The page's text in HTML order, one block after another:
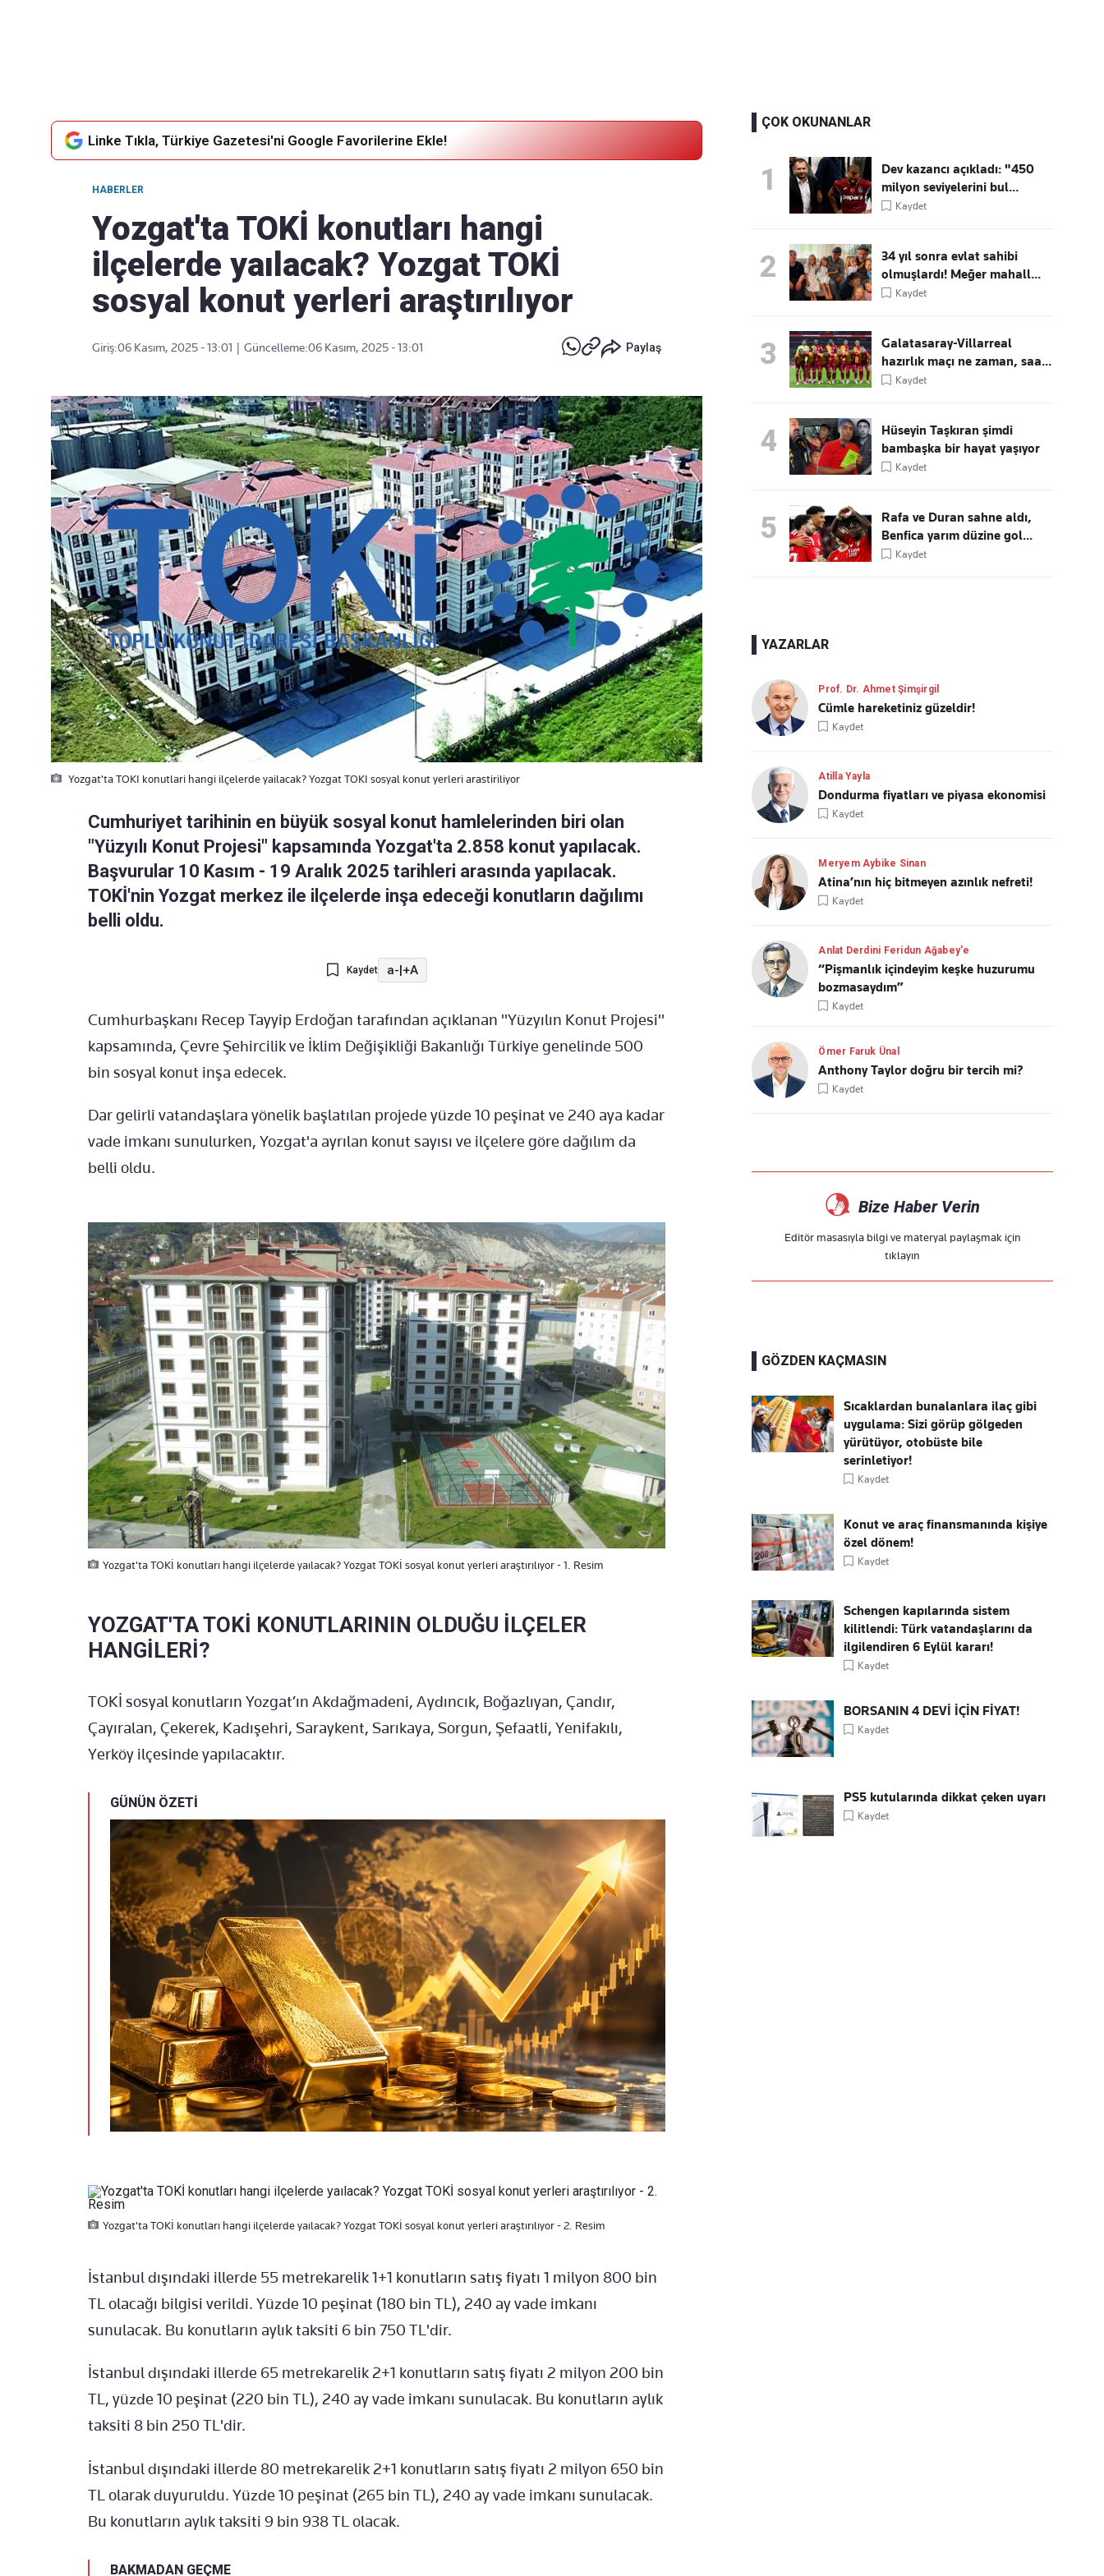
Linke Tıkla, Türkiye Gazetesi'ni Google Favorilerine Ekle!
HABERLER
Yozgat'ta TOKİ konutları hangi
ilçelerde yaılacak? Yozgat TOKİ
sosyal konut yerleri araştırılıyor
Giriş:06 Kasım, 2025 - 13:01 Güncelleme:06 Kasım, 2025 - 13:01 Paylaş
Yozgat'ta TOKI konutlari hangi ilçelerde yailacak? Yozgat TOKI sosyal konut yerleri arastiriliyor
Cumhuriyet tarihinin en büyük sosyal konut hamlelerinden biri olan
"Yüzyılı Konut Projesi" kapsamında Yozgat'ta 2.858 konut yapılacak.
Başvurular 10 Kasım - 19 Aralık 2025 tarihleri arasında yapılacak.
TOKİ'nin Yozgat merkez ile ilçelerde inşa edeceği konutların dağılımı
belli oldu.
Kaydet a-|+A
Cumhurbaşkanı Recep Tayyip Erdoğan tarafından açıklanan "Yüzyılın Konut Projesi"
kapsamında, Çevre Şehircilik ve İklim Değişikliği Bakanlığı Türkiye genelinde 500
bin sosyal konut inşa edecek.
Dar gelirli vatandaşlara yönelik başlatılan projede yüzde 10 peşinat ve 240 aya kadar
vade imkanı sunulurken, Yozgat'a ayrılan konut sayısı ve ilçelere göre dağılım da
belli oldu.
Yozgat'ta TOKİ konutları hangi ilçelerde yaılacak? Yozgat TOKİ sosyal konut yerleri araştırılıyor - 1. Resim
YOZGAT'TA TOKİ KONUTLARININ OLDUĞU İLÇELER
HANGİLERİ?
TOKİ sosyal konutların Yozgat’ın Akdağmadeni, Aydıncık, Boğazlıyan, Çandır,
Çayıralan, Çekerek, Kadışehri, Saraykent, Sarıkaya, Sorgun, Şefaatli, Yenifakılı,
Yerköy ilçesinde yapılacaktır.
GÜNÜN ÖZETİ
Yozgat'ta TOKİ konutları hangi ilçelerde yaılacak? Yozgat TOKİ sosyal konut yerleri araştırılıyor - 2. Resim
İstanbul dışındaki illerde 55 metrekarelik 1+1 konutların satış fiyatı 1 milyon 800 bin
TL olacağı bilgisi verildi. Yüzde 10 peşinat (180 bin TL), 240 ay vade imkanı
sunulacak. Bu konutların aylık taksiti 6 bin 750 TL'dir.
İstanbul dışındaki illerde 65 metrekarelik 2+1 konutların satış fiyatı 2 milyon 200 bin
TL, yüzde 10 peşinat (220 bin TL), 240 ay vade imkanı sunulacak. Bu konutların aylık
taksiti 8 bin 250 TL'dir.
İstanbul dışındaki illerde 80 metrekarelik 2+1 konutların satış fiyatı 2 milyon 650 bin
TL olarak duyuruldu. Yüzde 10 peşinat (265 bin TL), 240 ay vade imkanı sunulacak.
Bu konutların aylık taksiti 9 bin 938 TL olacak.
BAKMADAN GEÇME
ÇOK OKUNANLAR
1
Dev kazancı açıkladı: "450
milyon seviyelerini bul...
Kaydet
2
34 yıl sonra evlat sahibi
olmuşlardı! Meğer mahall...
Kaydet
3
Galatasaray-Villarreal
hazırlık maçı ne zaman, saa...
Kaydet
4
Hüseyin Taşkıran şimdi
bambaşka bir hayat yaşıyor
Kaydet
5
Rafa ve Duran sahne aldı,
Benfica yarım düzine gol...
Kaydet
YAZARLAR
Prof. Dr. Ahmet Şimşirgil
Cümle hareketiniz güzeldir!
Kaydet
Atilla Yayla
Dondurma fiyatları ve piyasa ekonomisi
Kaydet
Meryem Aybike Sinan
Atina’nın hiç bitmeyen azınlık nefreti!
Kaydet
Anlat Derdini Feridun Ağabey'e
“Pişmanlık içindeyim keşke huzurumu
bozmasaydım”
Kaydet
Ömer Faruk Ünal
Anthony Taylor doğru bir tercih mi?
Kaydet
Bize Haber Verin
Editör masasıyla bilgi ve materyal paylaşmak için
tıklayın
GÖZDEN KAÇMASIN
Sıcaklardan bunalanlara ilaç gibi
uygulama: Sizi görüp gölgeden
yürütüyor, otobüste bile
serinletiyor!
Kaydet
Konut ve araç finansmanında kişiye
özel dönem!
Kaydet
Schengen kapılarında sistem
kilitlendi: Türk vatandaşlarını da
ilgilendiren 6 Eylül kararı!
Kaydet
BORSANIN 4 DEVİ İÇİN FİYAT!
Kaydet
PS5 kutularında dikkat çeken uyarı
Kaydet